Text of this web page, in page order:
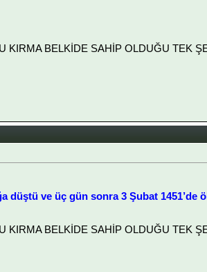
KIRMA BELKİDE SAHİP OLDUĞU TEK
düştü ve üç gün sonra 3 Şubat
KIRMA BELKİDE SAHİP OLDUĞU TEK